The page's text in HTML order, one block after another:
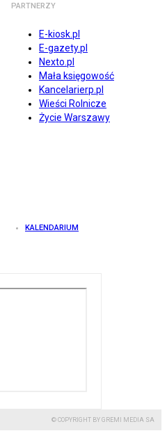
PARTNERZY
E-kiosk.pl
E-gazety.pl
Nexto.pl
Mała księgowość
Kancelarierp.pl
Wieści Rolnicze
Życie Warszawy
KALENDARIUM
© COPYRIGHT BY GREMI MEDIA SA